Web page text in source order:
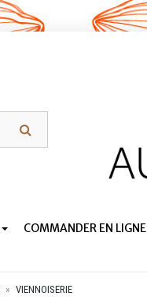
COMMANDER EN LIGNE
VIENNOISERIE